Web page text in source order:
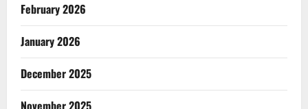
February 2026
January 2026
December 2025
November 2025